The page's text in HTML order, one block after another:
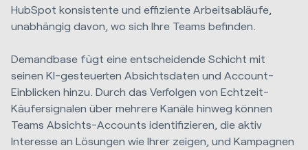
HubSpot konsistente und effiziente Arbeitsabläufe,
unabhängig davon, wo sich Ihre Teams befinden.
Demandbase fügt eine entscheidende Schicht mit
seinen KI-gesteuerten Absichtsdaten und Account-
Einblicken hinzu. Durch das Verfolgen von Echtzeit-
Käufersignalen über mehrere Kanäle hinweg können
Teams Absichts-Accounts identifizieren, die aktiv
Interesse an Lösungen wie Ihrer zeigen, und Kampagnen